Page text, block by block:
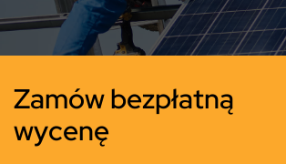
Zamów bezpłatną
wycenę